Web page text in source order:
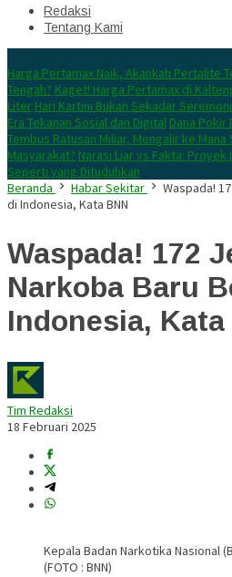
Redaksi
Tentang Kami
Harga Pertamax Naik, Akankah Pertalite
Tengah? Kaget! Harga Pertamax di
Liter Hari Kartini Bukan Sekadar
Era Tekanan Sosial dan Digital Dana Pokir
Tembus Ratusan Miliar, Mengalir ke
Masyarakat? Narasi Liar vs Fakta:
Seperti yang Dituduhkan
Beranda
Habar Sekitar
Waspada!
di Indonesia, Kata BNN
Waspada! 172
Narkoba Baru
Indonesia, Kata
Tim Redaksi
18 Februari 2025
Kepala Badan Narkotika Nasional
(FOTO : BNN)